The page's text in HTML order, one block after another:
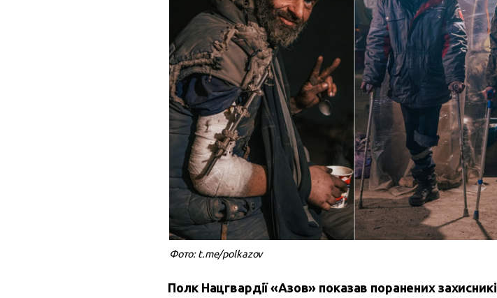
Фото: t.me/polkazov
Полк Нацгвардії «Азов» показав поранених